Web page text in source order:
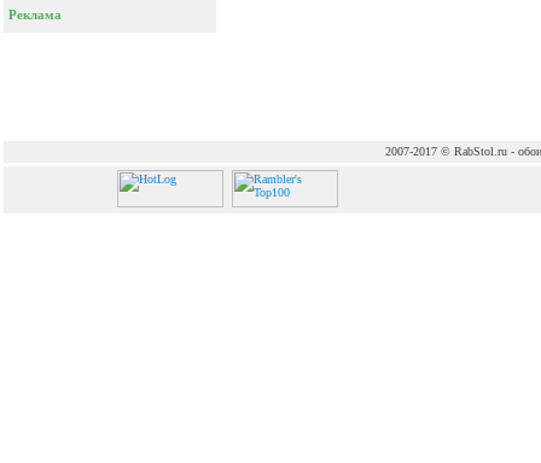
Реклама
2007-2017 © RabStol.ru - обои